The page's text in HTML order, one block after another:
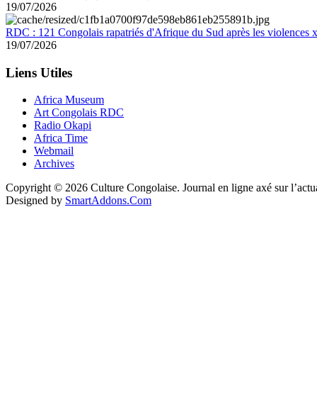
19/07/2026
RDC : 121 Congolais rapatriés d'Afrique du Sud après les violences
19/07/2026
Liens Utiles
Africa Museum
Art Congolais RDC
Radio Okapi
Africa Time
Webmail
Archives
Copyright © 2026 Culture Congolaise. Journal en ligne axé sur
Designed by SmartAddons.Com